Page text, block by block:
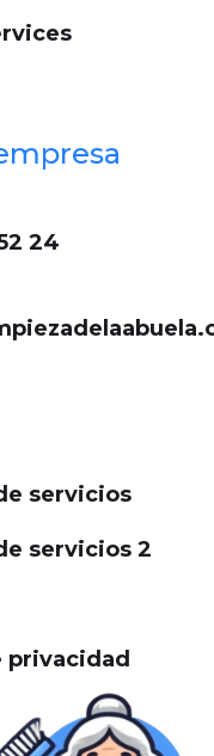
24
servicios
servicios 2
privacidad